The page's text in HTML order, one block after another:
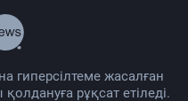
гиперсілтеме жасалған
рұқсат етіледі.